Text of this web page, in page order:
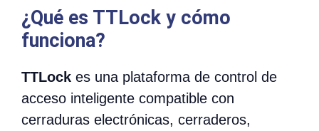
¿Qué es TTLock y cómo
funciona?
TTLock es una plataforma de control de
acceso inteligente compatible con
cerraduras electrónicas, cerraderos,